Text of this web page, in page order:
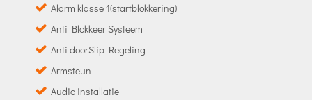
Alarm klasse 1(startblokkering)
Anti Blokkeer Systeem
Anti doorSlip Regeling
Armsteun
Audio installatie